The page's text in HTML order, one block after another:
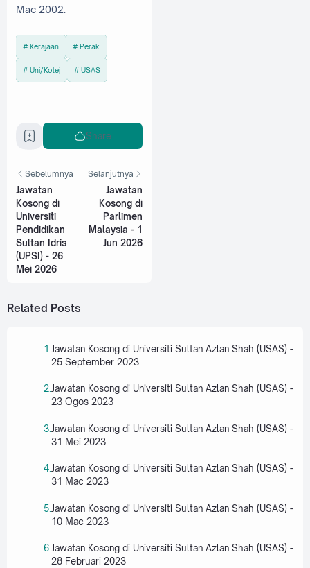
Mac 2002.
Kerajaan Perak
Uni/Kolej USAS
Share
Sebelumnya
Jawatan
Kosong di
Universiti
Pendidikan
Sultan Idris
(UPSI) - 26
Mei 2026
Selanjutnya
Jawatan
Kosong di
Parlimen
Malaysia - 1
Jun 2026
Related Posts
Jawatan Kosong di Universiti Sultan Azlan Shah (USAS) -
25 September 2023
Jawatan Kosong di Universiti Sultan Azlan Shah (USAS) -
23 Ogos 2023
Jawatan Kosong di Universiti Sultan Azlan Shah (USAS) -
31 Mei 2023
Jawatan Kosong di Universiti Sultan Azlan Shah (USAS) -
31 Mac 2023
Jawatan Kosong di Universiti Sultan Azlan Shah (USAS) -
10 Mac 2023
Jawatan Kosong di Universiti Sultan Azlan Shah (USAS) -
28 Februari 2023